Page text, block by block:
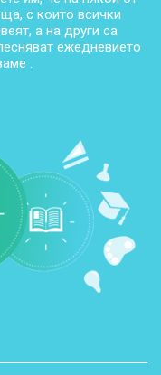
с които всички
а на други са
ежедневието
.